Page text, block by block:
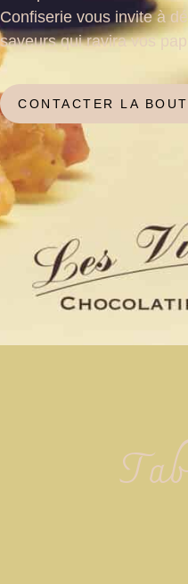
Confiserie vous invite à
saveurs qui ravira vos
CONTACTER LA